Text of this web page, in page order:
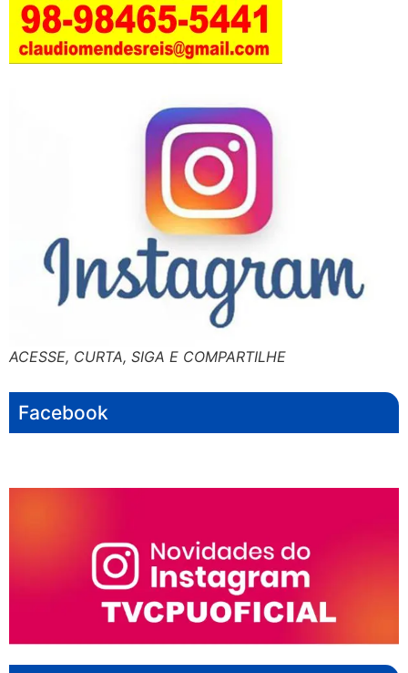
ACESSE, CURTA, SIGA E COMPARTILHE
Facebook